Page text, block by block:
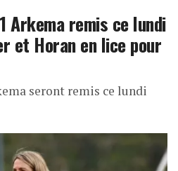
Arkema remis ce lundi
et Horan en lice pour
seront remis ce lundi